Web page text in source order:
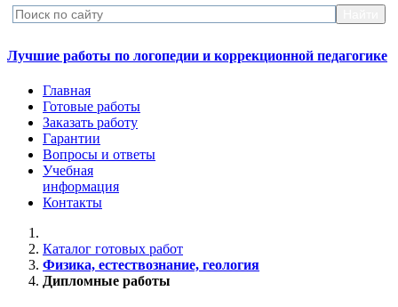
Лучшие работы по логопедии и коррекционной педагогике
Главная
Готовые работы
Заказать работу
Гарантии
Вопросы и ответы
Учебная
информация
Контакты
Каталог готовых работ
Физика, естествознание, геология
Дипломные работы